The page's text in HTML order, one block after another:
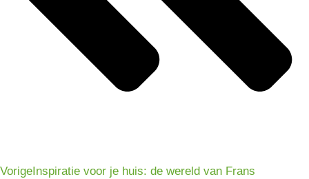
VorigeInspiratie voor je huis: de wereld van Frans